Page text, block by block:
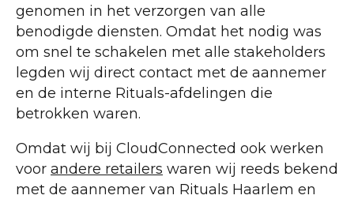
genomen in het verzorgen van alle
benodigde diensten. Omdat het nodig was
om snel te schakelen met alle stakeholders
legden wij direct contact met de aannemer
en de interne Rituals-afdelingen die
betrokken waren.
Omdat wij bij CloudConnected ook werken
voor andere retailers waren wij reeds bekend
met de aannemer van Rituals Haarlem en